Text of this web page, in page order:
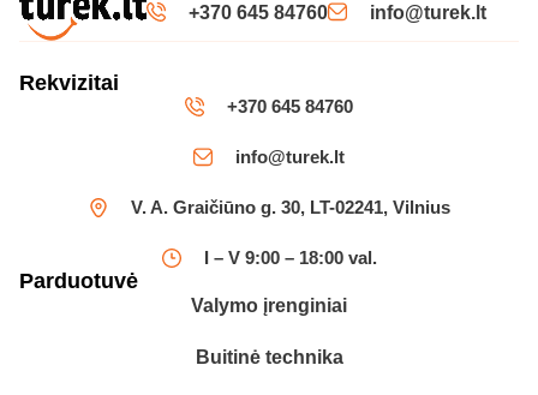
+370 645 84760 info@turek.lt
Rekvizitai
+370 645 84760
info@turek.lt
V. A. Graičiūno g. 30, LT-02241, Vilnius
I – V 9:00 – 18:00 val.
Parduotuvė
Valymo įrenginiai
Buitinė technika